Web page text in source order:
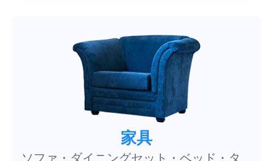
家具